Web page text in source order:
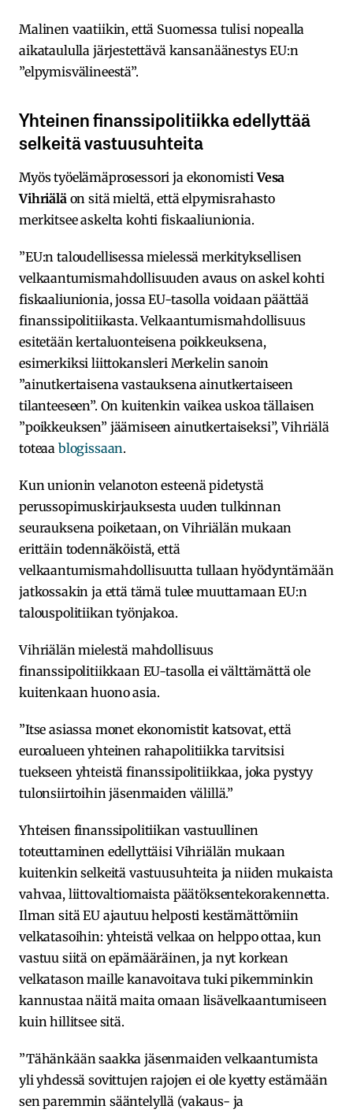
Malinen vaatiikin, että Suomessa tulisi nopealla
aikataululla järjestettävä kansanäänestys EU:n
”elpymisvälineestä”.
Yhteinen finanssipolitiikka edellyttää
selkeitä vastuusuhteita
Myös työelämäprosessori ja ekonomistiVesa
Vihriälä on sitä mieltä, että elpymisrahasto
merkitsee askelta kohti fiskaaliunionia.
”EU:n taloudellisessa mielessä merkityksellisen
velkaantumismahdollisuuden avaus on askel kohti
fiskaaliunionia, jossa EU-tasolla voidaan päättää
finanssipolitiikasta. Velkaantumismahdollisuus
esitetään kertaluonteisena poikkeuksena,
esimerkiksi liittokansleri Merkelin sanoin
”ainutkertaisena vastauksena ainutkertaiseen
tilanteeseen”. On kuitenkin vaikea uskoa tällaisen
”poikkeuksen” jäämiseen ainutkertaiseksi”, Vihriälä
toteaa blogissaan.
Kun unionin velanoton esteenä pidetystä
perussopimuskirjauksesta uuden tulkinnan
seurauksena poiketaan, on Vihriälän mukaan
erittäin todennäköistä, että
velkaantumismahdollisuutta tullaan hyödyntämään
jatkossakin ja että tämä tulee muuttamaan EU:n
talouspolitiikan työnjakoa.
Vihriälän mielestä mahdollisuus
finanssipolitiikkaan EU-tasolla ei välttämättä ole
kuitenkaan huono asia.
”Itse asiassa monet ekonomistit katsovat, että
euroalueen yhteinen rahapolitiikka tarvitsisi
tuekseen yhteistä finanssipolitiikkaa, joka pystyy
tulonsiirtoihin jäsenmaiden välillä.”
Yhteisen finanssipolitiikan vastuullinen
toteuttaminen edellyttäisi Vihriälän mukaan
kuitenkin selkeitä vastuusuhteita ja niiden mukaista
vahvaa, liittovaltiomaista päätöksentekorakennetta.
Ilman sitä EU ajautuu helposti kestämättömiin
velkatasoihin: yhteistä velkaa on helppo ottaa, kun
vastuu siitä on epämääräinen, ja nyt korkean
velkatason maille kanavoitava tuki pikemminkin
kannustaa näitä maita omaan lisävelkaantumiseen
kuin hillitsee sitä.
”Tähänkään saakka jäsenmaiden velkaantumista
yli yhdessä sovittujen rajojen ei ole kyetty estämään
sen paremmin sääntelyllä (vakaus- ja